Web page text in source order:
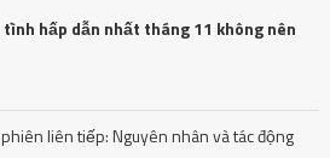
hấp dẫn nhất tháng 11 không nên
liên tiếp: Nguyên nhân và tác động